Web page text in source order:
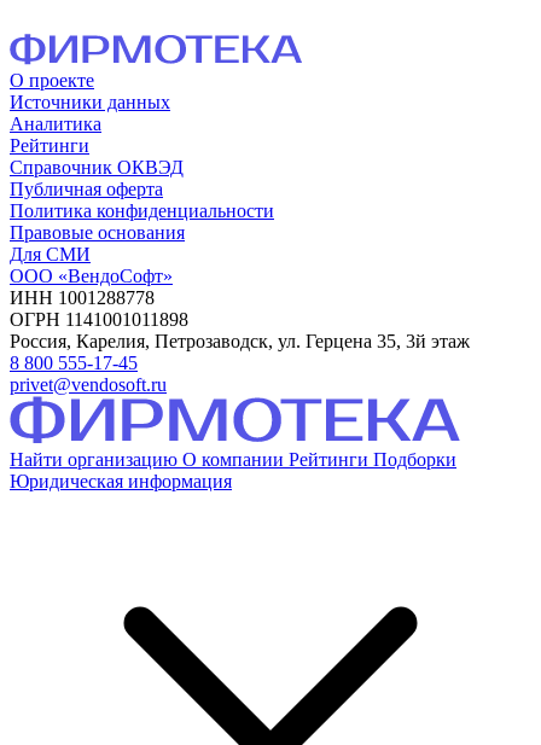
О проекте
Источники данных
Аналитика
Рейтинги
Справочник ОКВЭД
Публичная оферта
Политика конфиденциальности
Правовые основания
Для СМИ
ООО «ВендоСофт»
ИНН 1001288778
ОГРН 1141001011898
Россия, Карелия, Петрозаводск, ул. Герцена 35, 3й этаж
8 800 555-17-45
privet@vendosoft.ru
Найти организацию О компании Рейтинги Подборки
Юридическая информация